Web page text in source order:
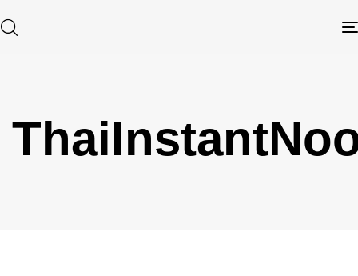
Type and hit enter